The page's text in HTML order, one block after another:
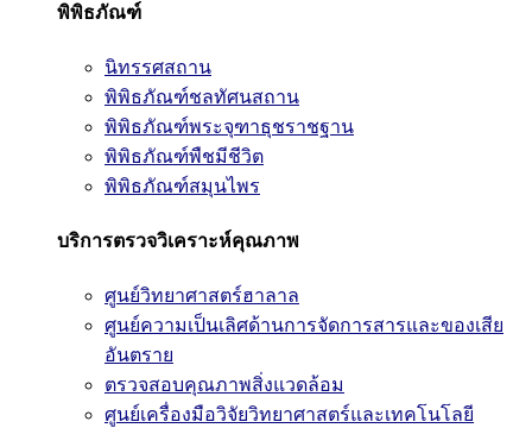
พิพิธภัณฑ์
นิทรรศสถาน
พิพิธภัณฑ์ชลทัศนสถาน
พิพิธภัณฑ์พระจุฑาธุชราชฐาน
พิพิธภัณฑ์พืชมีชีวิต
พิพิธภัณฑ์สมุนไพร
บริการตรวจวิเคราะห์คุณภาพ
ศูนย์วิทยาศาสตร์ฮาลาล
ศูนย์ความเป็นเลิศด้านการจัดการสารและของเสีย
อันตราย
ตรวจสอบคุณภาพสิ่งแวดล้อม
ศูนย์เครื่องมือวิจัยวิทยาศาสตร์และเทคโนโลยี